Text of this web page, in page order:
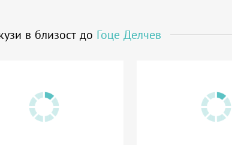
в близост до Гоце Делчев